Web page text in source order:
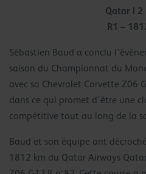
Qatar | 2
R1 –
Sébastien Baud a conclu
saison du Championnat du
avec sa Chevrolet Corvette Z06
dans ce qui promet d’être une
compétitive tout au long de la
Baud et son équipe ont
1812 km du Qatar Airways